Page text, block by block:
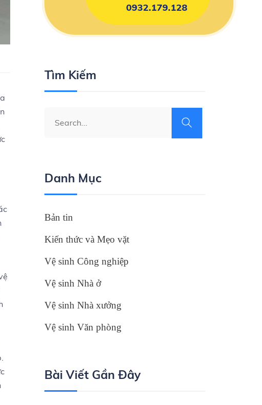
0932.179.128
Tìm Kiếm
Danh Mục
Bản tin
Kiến thức và Mẹo vặt
Vệ sinh Công nghiệp
Vệ sinh Nhà ở
Vệ sinh Nhà xưởng
Vệ sinh Văn phòng
Bài Viết Gần Đây